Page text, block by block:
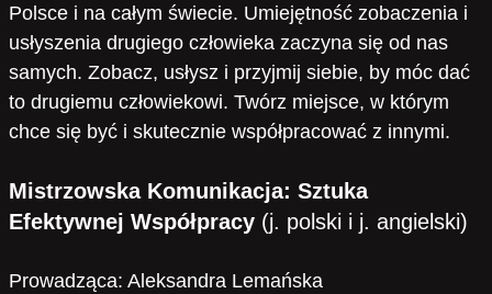
Polsce i na całym świecie. Umiejętność zobaczenia i
usłyszenia drugiego człowieka zaczyna się od nas
samych. Zobacz, usłysz i przyjmij siebie, by móc dać
to drugiemu człowiekowi. Twórz miejsce, w którym
chce się być i skutecznie współpracować z innymi.
Mistrzowska Komunikacja: Sztuka
Efektywnej Współpracy (j. polski i j. angielski)
Prowadząca: Aleksandra Lemańska